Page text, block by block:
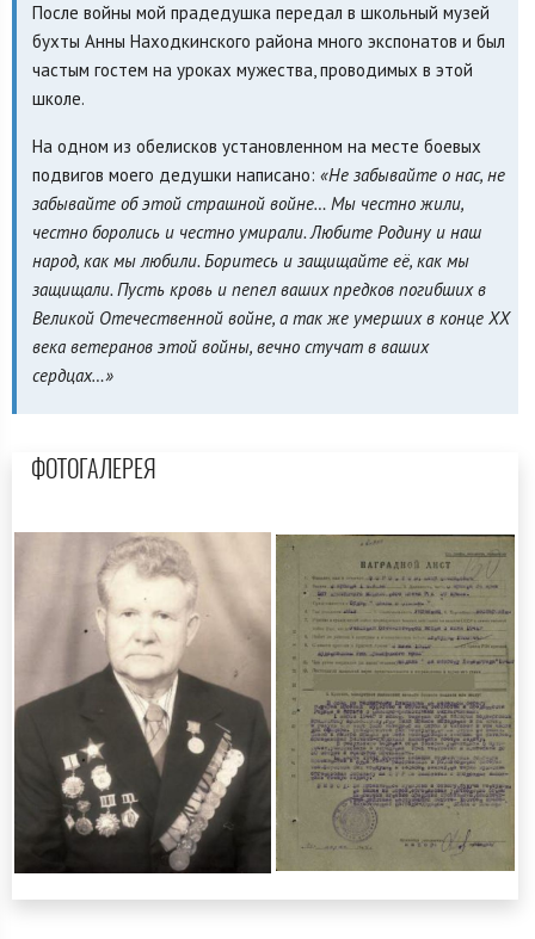
После войны мой прадедушка передал в школьный музей
бухты Анны Находкинского района много экспонатов и был
частым гостем на уроках мужества, проводимых в этой
школе.
На одном из обелисков установленном на месте боевых
подвигов моего дедушки написано: «Не забывайте о нас, не
забывайте об этой страшной войне… Мы честно жили,
честно боролись и честно умирали. Любите Родину и наш
народ, как мы любили. Боритесь и защищайте её, как мы
защищали. Пусть кровь и пепел ваших предков погибших в
Великой Отечественной войне, а так же умерших в конце ХХ
века ветеранов этой войны, вечно стучат в ваших
сердцах…»
ФОТОГАЛЕРЕЯ